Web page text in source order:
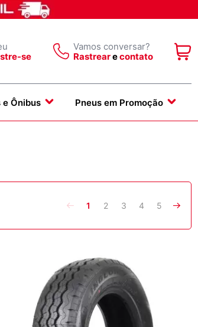
se
Vamos conversar?
Rastrearecontato
e Ônibus Pneus em Promoção
1 2 3 4 5